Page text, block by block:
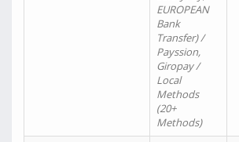
EUROPEAN
Bank
Transfer) /
Payssion,
Giropay /
Local
Methods
(20+
Methods)